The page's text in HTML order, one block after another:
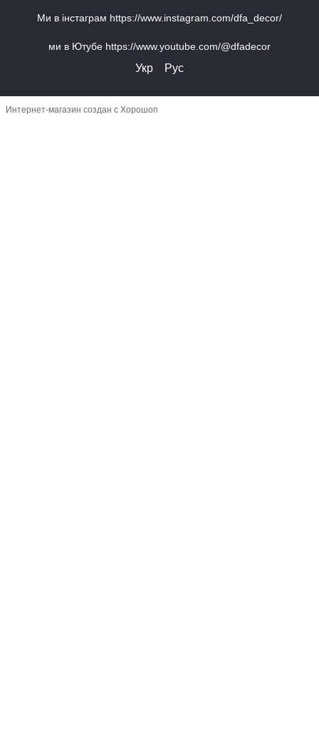
Ми в інстаграм https://www.instagram.com/dfa_decor/
ми в Ютубе https://www.youtube.com/@dfadecor
Укр Рус
Интернет-магазин создан с Хорошоп